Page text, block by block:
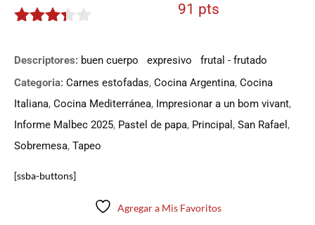
91 pts
Descriptores: buen cuerpo expresivo
frutal - frutado
Categoria: Carnes estofadas, Cocina Argentina, Cocina
Italiana, Cocina Mediterránea, Impresionar a un bom vivant,
Informe Malbec 2025, Pastel de papa, Principal , San Rafael ,
Sobremesa, Tapeo
[ssba-buttons]
Agregar a Mis Favoritos